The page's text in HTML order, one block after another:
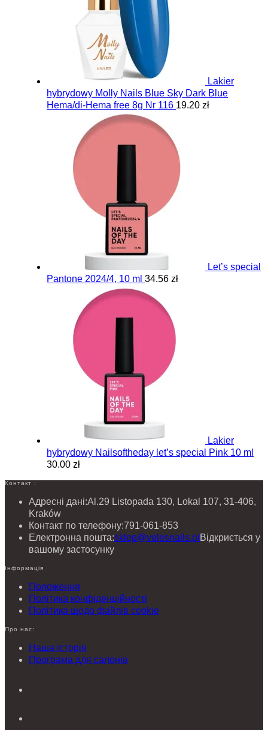
Lakier
hybrydowy Molly Nails Blue Sky Dark Blue
Hema/di-Hema free 8g Nr 116 19.20 zł
Let’s special
Pantone 2024/4, 10 ml 34.56 zł
Lakier
hybrydowy Nailsoftheday let’s special Pink 10 ml
30.00 zł
Контакт :
Адресні дані:Al.29 Listopada 130, Lokal 107, 31-406,
Kraków
Контакт по телефону:791-061-853
Електронна пошта:sklep@velesnails.pl Відкриється у
вашому застосунку
Інформація
Положення
Політика конфіденційності
Політика щодо файлів cookie
Про нас:
Наша історія
Програма для салонів